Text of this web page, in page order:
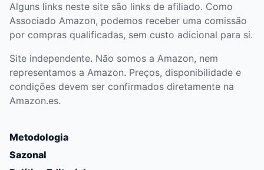
Alguns links neste site são links de afiliado. Como
Associado Amazon, podemos receber uma comissão
por compras qualificadas, sem custo adicional para si.
Site independente. Não somos a Amazon, nem
representamos a Amazon. Preços, disponibilidade e
condições devem ser confirmados diretamente na
Amazon.es.
Metodologia
Sazonal